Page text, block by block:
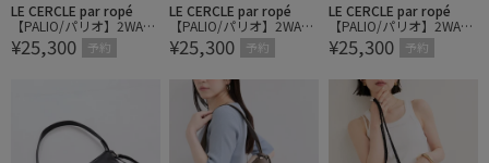
LE CERCLE par ropé
【PALIO/パリオ】2WAY
フラップミニハンドバッ
¥25,300 予約
LE CERCLE par ropé
【PALIO/パリオ】2WAY
フラップミニハンドバッ
¥25,300 予約
LE CERCLE par ropé
【PALIO/パリオ】2WAY
フラップミニハンドバッ
¥25,300 予約